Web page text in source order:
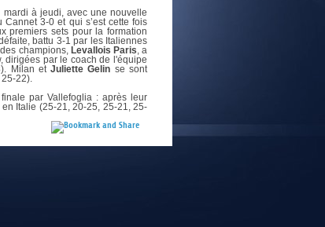
à jeudi, avec une nouvelle
3-0 et qui s’est cette fois
premiers sets pour la formation
battu 3-1 par les Italiennes
champions, Levallois Paris, a
dirigées par le coach de l'équipe
Milan etJuliette Gelin se sont
22).
par Vallefoglia : après leur
Italie (25-21, 20-25, 25-21, 25-